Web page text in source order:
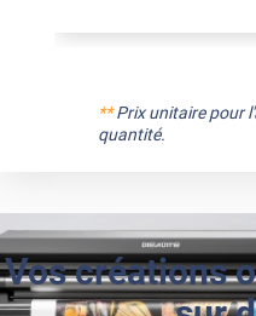
**Prix unitaire pour
quantité.
Vos créations